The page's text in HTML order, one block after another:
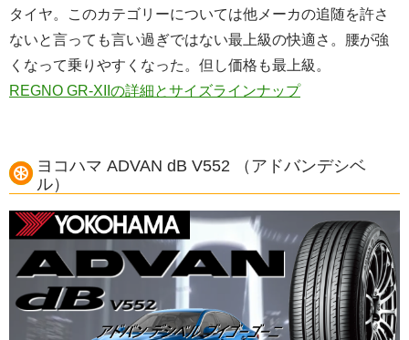
タイヤ。このカテゴリーについては他メーカの追随を許さ
ないと言っても言い過ぎではない最上級の快適さ。腰が強
くなって乗りやすくなった。但し価格も最上級。
REGNO GR-XIIの詳細とサイズラインナップ
ヨコハマ ADVAN dB V552 （アドバンデシベ
ル）